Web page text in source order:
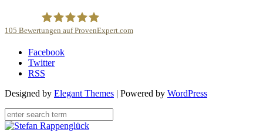
Stefan Rappenglück
105 Bewertungen auf ProvenExpert.com
Facebook
Twitter
RSS
Designed by Elegant Themes | Powered by WordPress